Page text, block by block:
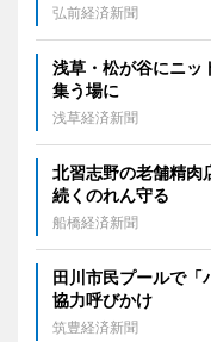
弘前経済新聞
浅草・松が谷にニ
集う場に
浅草経済新聞
北習志野の老舗精
続くのれん守る
船橋経済新聞
田川市民プールで
協力呼びかけ
筑豊経済新聞